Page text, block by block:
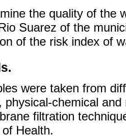
the quality of the
Suarez of the
of the risk index of
were taken from
physical-chemical
filtration
Health.